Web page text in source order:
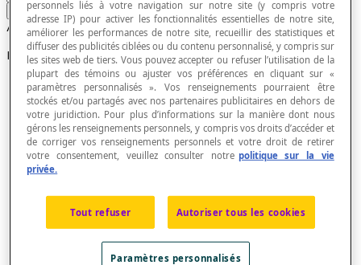
Aller
Articles
Recherche par thème
Algèbre
Arithmétique
Graphes
Géométrie
Logique et langage mathématique
Mathématiciens et mathématiciennes
personnels liés à votre navigation sur notre site (y compris votre
adresse IP) pour activer les fonctionnalités essentielles de notre site,
améliorer les performances de notre site, recueillir des statistiques et
diffuser des publicités ciblées ou du contenu personnalisé, y compris sur
les sites web de tiers. Vous pouvez accepter ou refuser l’utilisation de la
plupart des témoins ou ajuster vos préférences en cliquant sur «
paramètres personnalisés ». Vos renseignements pourraient être
stockés et/ou partagés avec nos partenaires publicitaires en dehors de
votre juridiction. Pour plus d’informations sur la manière dont nous
gérons les renseignements personnels, y compris vos droits d’accéder et
de corriger vos renseignements personnels et votre droit de retirer
votre consentement, veuillez consulter notre politique sur la vie
privée.
Tout refuser Autoriser tous les cookies
Paramètres personnalisés